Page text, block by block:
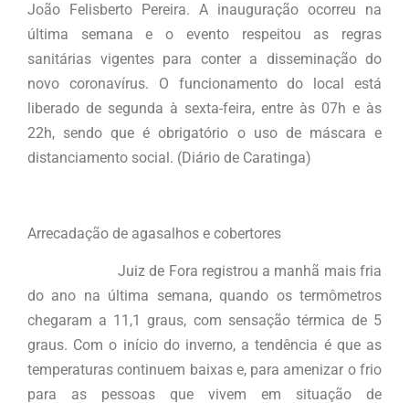
João Felisberto Pereira. A inauguração ocorreu na
última semana e o evento respeitou as regras
sanitárias vigentes para conter a disseminação do
novo coronavírus. O funcionamento do local está
liberado de segunda à sexta-feira, entre às 07h e às
22h, sendo que é obrigatório o uso de máscara e
distanciamento social. (Diário de Caratinga)
Arrecadação de agasalhos e cobertores
Juiz de Fora registrou a manhã mais fria
do ano na última semana, quando os termômetros
chegaram a 11,1 graus, com sensação térmica de 5
graus. Com o início do inverno, a tendência é que as
temperaturas continuem baixas e, para amenizar o frio
para as pessoas que vivem em situação de